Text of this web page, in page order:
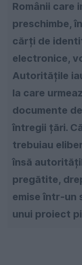
Românii care
preschimbe,
cărți de
electronice,
Autoritățile
la care
documente
întregii țări.
trebuiau
însă
pregătite,
emise într-un
unui proiect